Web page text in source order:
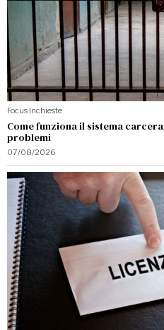
Focus·Inchieste
Come funziona il sistema
problemi
07/08/2026